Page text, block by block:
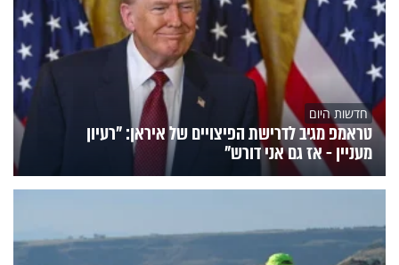
חדשות היום
טראמפ מגיב לדרישת הפיצויים של איראן: "רעיון
מעניין - אז גם אני דורש"